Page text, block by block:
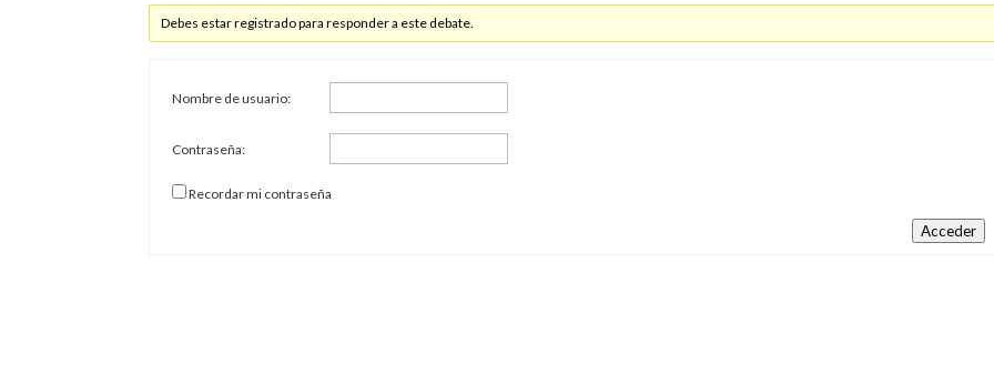
Debes estar registrado para responder a este debate.
Nombre de usuario:
Contraseña:
Recordar mi contraseña
Acceder